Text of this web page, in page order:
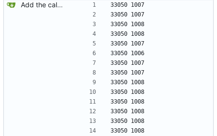
Add the calibration from ADC to the actual current using linear least square fit git-svn-id: https://bucket.mit.edu/svn/nilm/zoom@7715 ddd99763-3ecb-0310-9145-efcb8ce7c51f
33050 1007
33050 1007
33050 1008
33050 1008
33050 1007
33050 1006
33050 1007
33050 1007
33050 1008
33050 1008
33050 1008
33050 1008
33050 1008
33050 1008